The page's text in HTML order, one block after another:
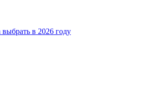
выбрать в 2026 году